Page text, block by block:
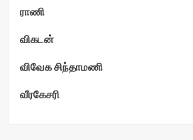
ராணி
விகடன்
விவேக சிந்தாமணி
வீரகேசரி